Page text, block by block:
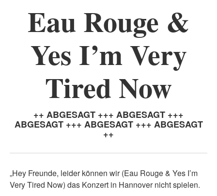
Archiv
Kontakt
Eau Rouge &
Yes I’m Very
Tired Now
++ ABGESAGT +++ ABGESAGT +++
ABGESAGT +++ ABGESAGT +++ ABGESAGT
++
„Hey Freunde, leider können wir (Eau Rouge & Yes I’m
Very Tired Now) das Konzert in Hannover nicht spielen.